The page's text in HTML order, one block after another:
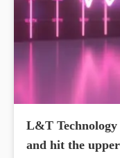
L&T
and hit the